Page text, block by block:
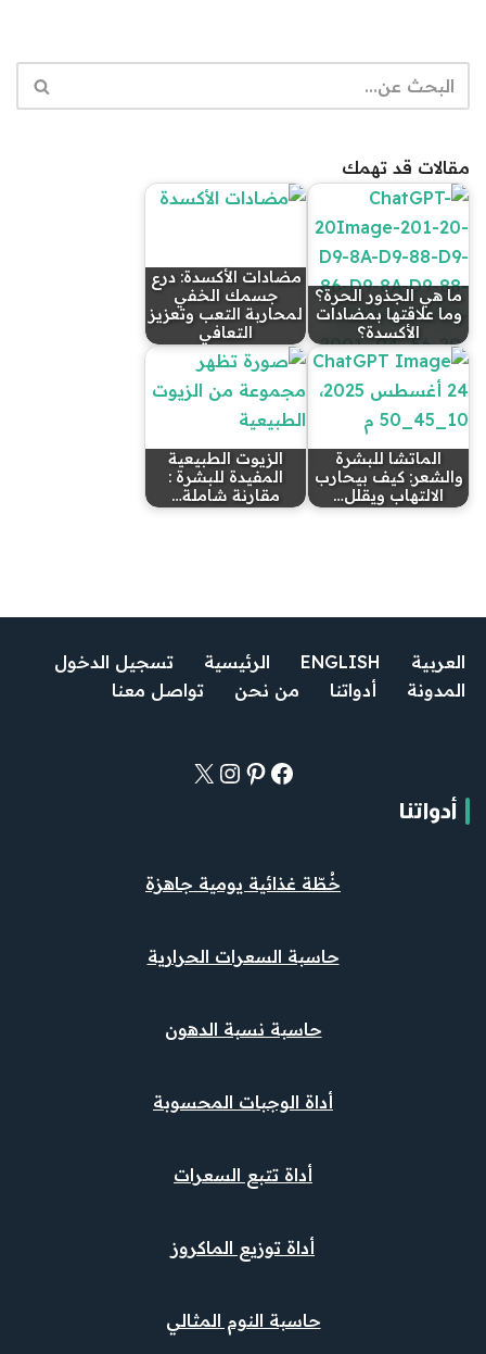
مقالات قد تهمك
ما هي الجذور الحرة؟
وما علاقتها بمضادات
الأكسدة؟
مضادات الأكسدة: درع
جسمك الخفي
لمحاربة التعب وتعزيز
التعافي
الماتشا للبشرة
والشعر: كيف بيحارب
الالتهاب ويقلل…
الزيوت الطبيعية
المفيدة للبشرة :
مقارنة شاملة…
العربية ENGLISH الرئيسية
تسجيل الدخول
المدونة
أدواتنا من نحن تواصل معنا
أدواتنا
خُطّة غذائية يومية جاهزة
حاسبة السعرات الحرارية
حاسبة نسبة الدهون
أداة الوجبات المحسوبة
أداة تتبع السعرات
أداة توزيع الماكروز
حاسبة النوم المثالي